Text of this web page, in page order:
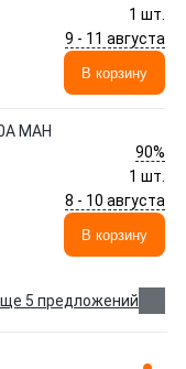
1 шт.
9 - 11 августа
В корзину
МАН
90%
1 шт.
8 - 10 августа
В корзину
5 предложений